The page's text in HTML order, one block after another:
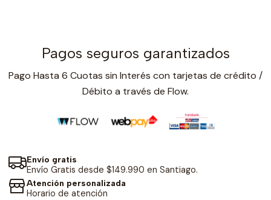
Pagos seguros garantizados
Pago Hasta 6 Cuotas sin Interés con tarjetas de crédito /
Débito a través de Flow.
Envío gratis
Envío Gratis desde $149.990 en Santiago.
Atención personalizada
Horario de atención